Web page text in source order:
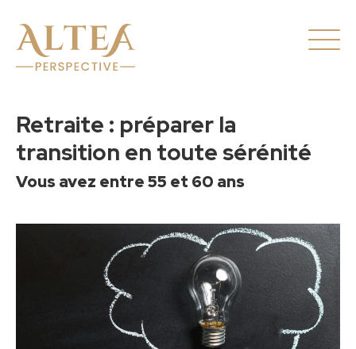
Retraite : préparer la
transition en toute sérénité
Vous avez entre 55 et 60 ans